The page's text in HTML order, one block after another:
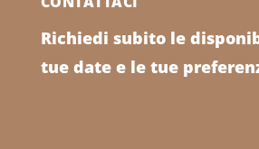
Richiedi subito le
tue date e le tue